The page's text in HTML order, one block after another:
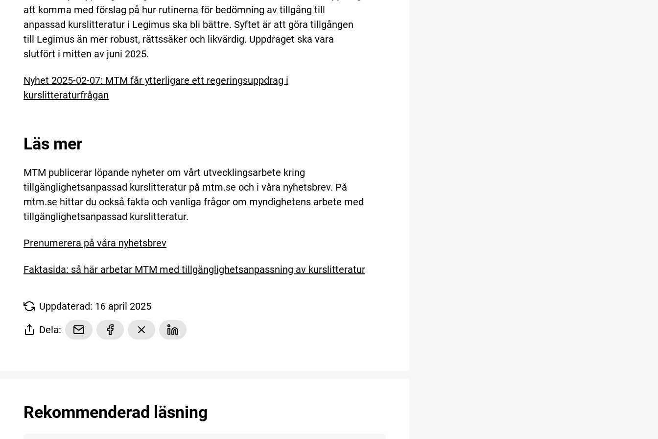
att komma med förslag på hur rutinerna för bedömning av tillgång till
anpassad kurslitteratur i Legimus ska bli bättre. Syftet är att göra tillgången
till Legimus än mer robust, rättssäker och likvärdig. Uppdraget ska vara
slutfört i mitten av juni 2025.
Nyhet 2025-02-07: MTM får ytterligare ett regeringsuppdrag i
kurslitteraturfrågan
Läs mer
MTM publicerar löpande nyheter om vårt utvecklingsarbete kring
tillgänglighetsanpassad kurslitteratur på mtm.se och i våra nyhetsbrev. På
mtm.se hittar du också fakta och vanliga frågor om myndighetens arbete med
tillgänglighetsanpassad kurslitteratur.
Prenumerera på våra nyhetsbrev
Faktasida: så här arbetar MTM med tillgänglighetsanpassning av kurslitteratur
Uppdaterad: 16 april 2025
Dela:
Rekommenderad läsning